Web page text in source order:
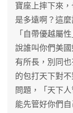
寶座上摔下來
是多遠啊？這
「自帶優越屬
說誰叫你們美
有所長，別同
的包打天下對
問題，「天下
能先管好你們自